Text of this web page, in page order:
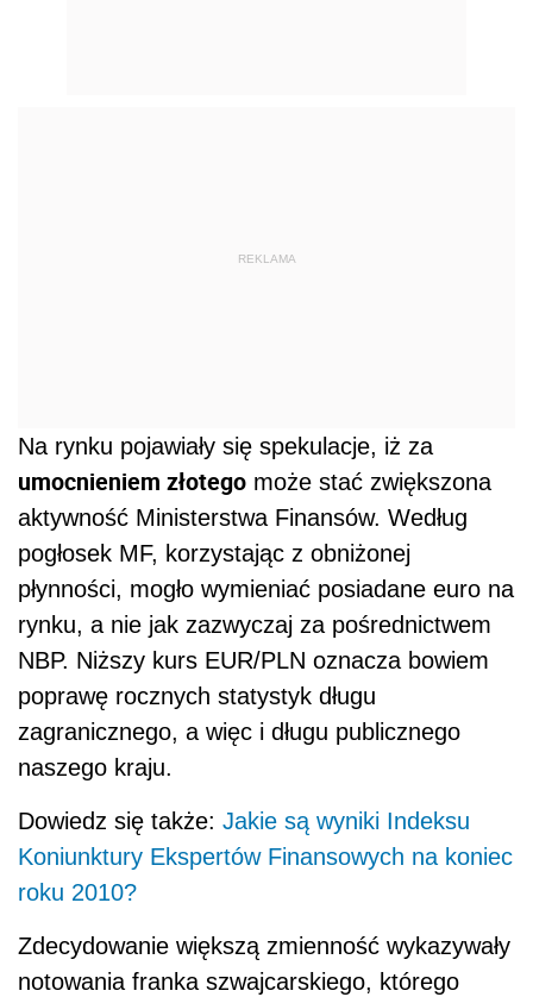
REKLAMA
Na rynku pojawiały się spekulacje, iż za
umocnieniem złotego może stać zwiększona
aktywność Ministerstwa Finansów. Według
pogłosek MF, korzystając z obniżonej
płynności, mogło wymieniać posiadane euro na
rynku, a nie jak zazwyczaj za pośrednictwem
NBP. Niższy kurs EUR/PLN oznacza bowiem
poprawę rocznych statystyk długu
zagranicznego, a więc i długu publicznego
naszego kraju.
Dowiedz się także: Jakie są wyniki Indeksu
Koniunktury Ekspertów Finansowych na koniec
roku 2010?
Zdecydowanie większą zmienność wykazywały
notowania franka szwajcarskiego, którego